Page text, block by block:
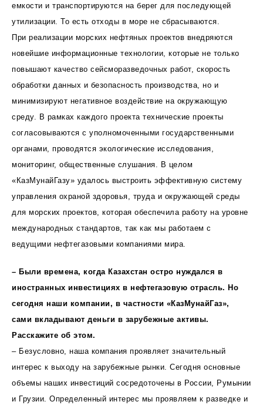
емкости и транспортируются на берег для последующей
утилизации. То есть отходы в море не сбрасываются.
При реализации морских нефтяных проектов внедряются
новейшие информационные технологии, которые не только
повышают качество сейсморазведочных работ, скорость
обработки данных и безопасность производства, но и
минимизируют негативное воздействие на окружающую
среду. В рамках каждого проекта технические проекты
согласовываются с уполномоченными государственными
органами, проводятся экологические исследования,
мониторинг, общественные слушания. В целом
«КазМунайГазу» удалось выстроить эффективную систему
управления охраной здоровья, труда и окружающей среды
для морских проектов, которая обеспечила работу на уровне
международных стандартов, так как мы работаем с
ведущими нефтегазовыми компаниями мира.
– Были времена, когда Казахстан остро нуждался в
иностранных инвестициях в нефтегазовую отрасль. Но
сегодня наши компании, в частности «КазМунайГаз»,
сами вкладывают деньги в зарубежные активы.
Расскажите об этом.
– Безусловно, наша компания проявляет значительный
интерес к выходу на зарубежные рынки. Сегодня основные
объемы наших инвестиций сосредоточены в России, Румынии
и Грузии. Определенный интерес мы проявляем к разведке и